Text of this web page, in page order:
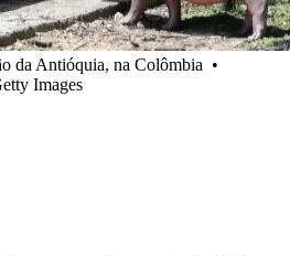
da Antióquia, na Colômbia •
Images